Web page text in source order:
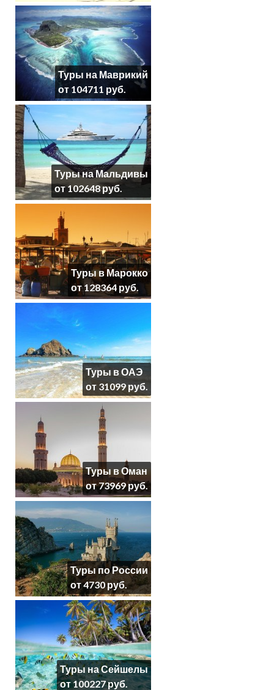
Туры на Маврикий
от 104711 руб.
Туры на Мальдивы
от 102648 руб.
Туры в Марокко
от 128364 руб.
Туры в ОАЭ
от 31099 руб.
Туры в Оман
от 73969 руб.
Туры по России
от 4730 руб.
Туры на Сейшелы
от 100227 руб.